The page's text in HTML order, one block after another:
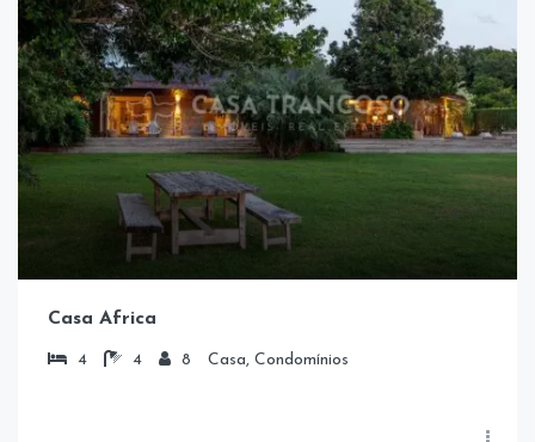
Casa Africa
4 4 8 Casa, Condomínios